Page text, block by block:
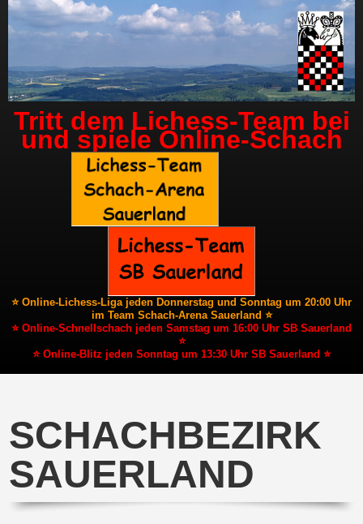
Tritt dem Lichess-Team bei
und spiele Online-Schach
⭐ Online-Lichess-Liga jeden Donnerstag und Sonntag um 20:00 Uhr
im Team Schach-Arena Sauerland ⭐
⭐ Online-Schnellschach jeden Samstag um 16:00 Uhr SB Sauerland
⭐
⭐ Online-Blitz jeden Sonntag um 13:30 Uhr SB Sauerland ⭐
SCHACHBEZIRK
SAUERLAND